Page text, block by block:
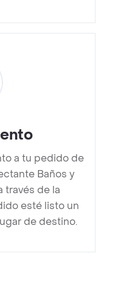
a tu pedido de
Baños y
través de la
esté listo un
de destino.